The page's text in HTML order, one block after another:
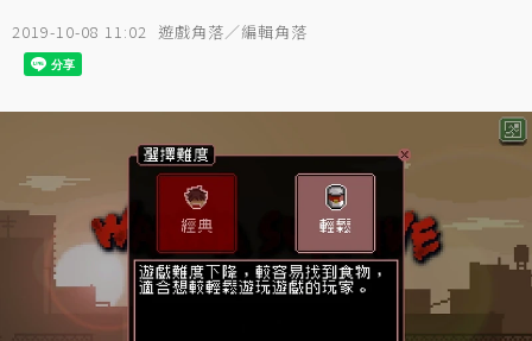
2019-10-08 11:02 遊戲角落／編輯角落